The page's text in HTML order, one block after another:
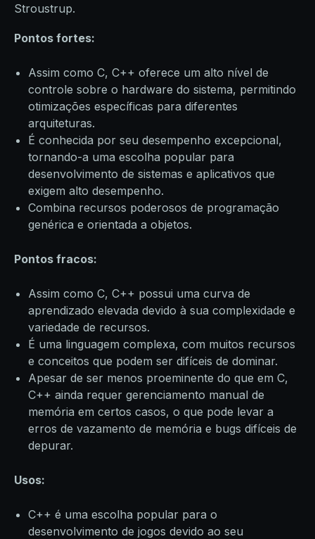
Stroustrup.
Pontos fortes:
Assim como C, C++ oferece um alto nível de
controle sobre o hardware do sistema, permitindo
otimizações específicas para diferentes
arquiteturas.
É conhecida por seu desempenho excepcional,
tornando-a uma escolha popular para
desenvolvimento de sistemas e aplicativos que
exigem alto desempenho.
Combina recursos poderosos de programação
genérica e orientada a objetos.
Pontos fracos:
Assim como C, C++ possui uma curva de
aprendizado elevada devido à sua complexidade e
variedade de recursos.
É uma linguagem complexa, com muitos recursos
e conceitos que podem ser difíceis de dominar.
Apesar de ser menos proeminente do que em C,
C++ ainda requer gerenciamento manual de
memória em certos casos, o que pode levar a
erros de vazamento de memória e bugs difíceis de
depurar.
Usos:
C++ é uma escolha popular para o
desenvolvimento de jogos devido ao seu